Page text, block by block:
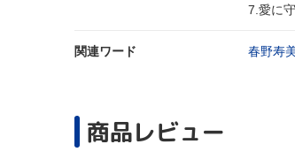
7.愛に
関連ワード 春野寿
商品レビュー